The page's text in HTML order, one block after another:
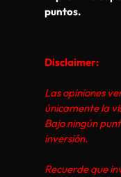
puntos.
Disclaimer:
Las opiniones
únicamente la
Bajo ningún
inversión.
Recuerde que